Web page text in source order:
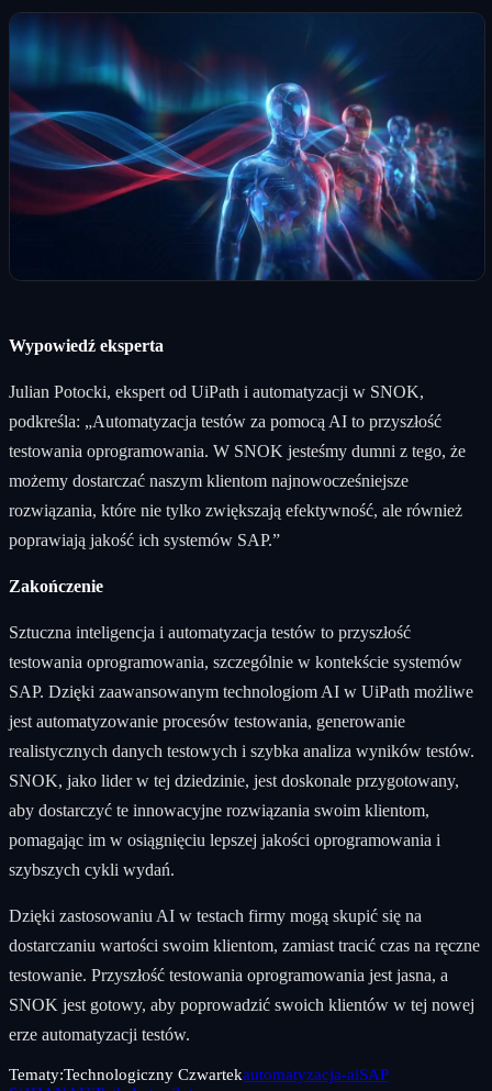
Wypowiedź eksperta
Julian Potocki, ekspert od UiPath i automatyzacji w SNOK,
podkreśla: „Automatyzacja testów za pomocą AI to przyszłość
testowania oprogramowania. W SNOK jesteśmy dumni z tego, że
możemy dostarczać naszym klientom najnowocześniejsze
rozwiązania, które nie tylko zwiększają efektywność, ale również
poprawiają jakość ich systemów SAP.”
Zakończenie
Sztuczna inteligencja i automatyzacja testów to przyszłość
testowania oprogramowania, szczególnie w kontekście systemów
SAP. Dzięki zaawansowanym technologiom AI w UiPath możliwe
jest automatyzowanie procesów testowania, generowanie
realistycznych danych testowych i szybka analiza wyników testów.
SNOK, jako lider w tej dziedzinie, jest doskonale przygotowany,
aby dostarczyć te innowacyjne rozwiązania swoim klientom,
pomagając im w osiągnięciu lepszej jakości oprogramowania i
szybszych cykli wydań.
Dzięki zastosowaniu AI w testach firmy mogą skupić się na
dostarczaniu wartości swoim klientom, zamiast tracić czas na ręczne
testowanie. Przyszłość testowania oprogramowania jest jasna, a
SNOK jest gotowy, aby poprowadzić swoich klientów w tej nowej
erze automatyzacji testów.
Tematy:Technologiczny Czwartekautomatyzacja-aiSAP